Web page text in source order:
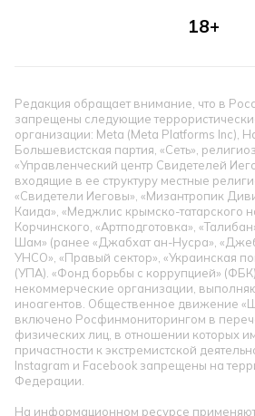
18+
Редакция обращает внимание, что в
запрещены следующие
организации: Meta (Meta Platforms Inc),
Большевистская партия, «Сеть»,
«Управленческий центр Свидетелей
входящие в ее структуру местные
«Свидетели Иеговы», «Мизантропик
Каида», «Меджлис крымско-татарского
Корчинского, «Артподготовка»,
Шам» (ранее «Джабхат ан-Нусра»,
УНСО», «Правый сектор», «Украинская
(УПА). «Фонд борьбы с коррупцией»
некоммерческие организации,
иноагентов. Общественное движение
включено Росфинмониторингом в
физических лиц, в отношении которых
причастности к экстремистской
Instagram и Facebook запрещены на
Федерации.
На информационном ресурсе